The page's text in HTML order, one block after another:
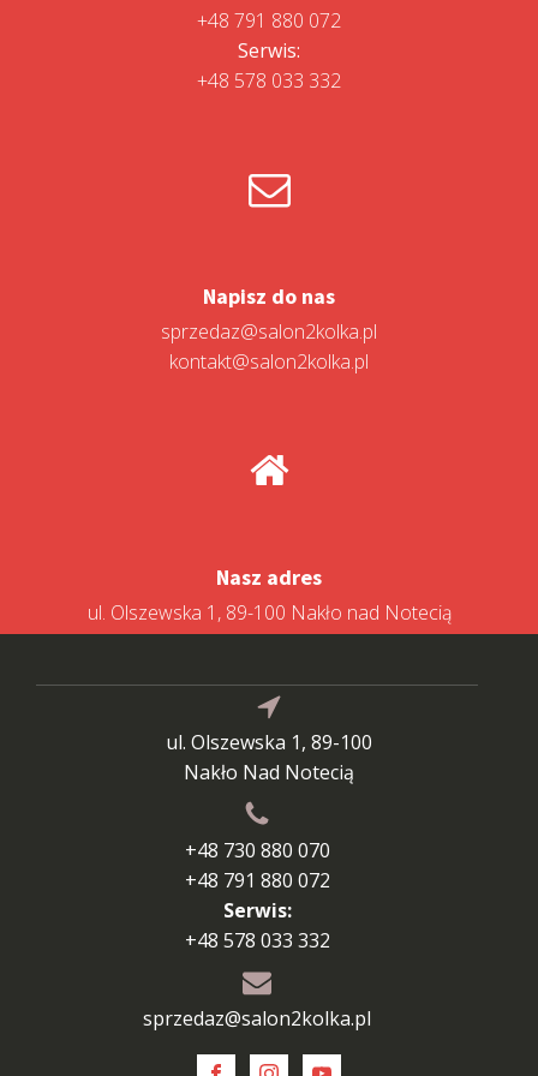
+48 791 880 072
Serwis:
+48 578 033 332
Napisz do nas
sprzedaz@salon2kolka.pl
kontakt@salon2kolka.pl
Nasz adres
ul. Olszewska 1, 89-100 Nakło nad Notecią
ul. Olszewska 1, 89-100
Nakło Nad Notecią
+48 730 880 070
+48 791 880 072
Serwis:
+48 578 033 332
sprzedaz@salon2kolka.pl